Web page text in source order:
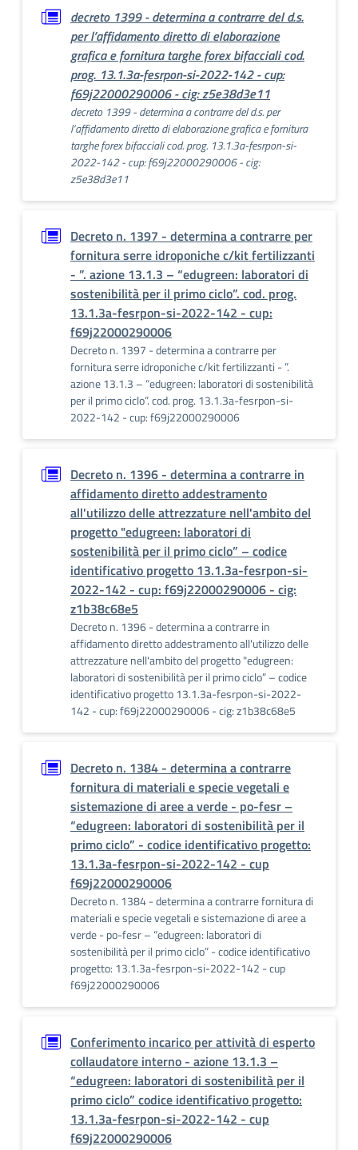
decreto 1399 - determina a contrarre del d.s.
per l’affidamento diretto di elaborazione
grafica e fornitura targhe forex bifacciali cod.
prog. 13.1.3a-fesrpon-si-2022-142 - cup:
f69j22000290006 - cig: z5e38d3e11
decreto 1399 - determina a contrarre del d.s. per
l’affidamento diretto di elaborazione grafica e fornitura
targhe forex bifacciali cod. prog. 13.1.3a-fesrpon-si-
2022-142 - cup: f69j22000290006 - cig:
z5e38d3e11
Decreto n. 1397 - determina a contrarre per
fornitura serre idroponiche c/kit fertilizzanti
- ”. azione 13.1.3 – “edugreen: laboratori di
sostenibilità per il primo ciclo”. cod. prog.
13.1.3a-fesrpon-si-2022-142 - cup:
f69j22000290006
Decreto n. 1397 - determina a contrarre per
fornitura serre idroponiche c/kit fertilizzanti - ”.
azione 13.1.3 – “edugreen: laboratori di sostenibilità
per il primo ciclo”. cod. prog. 13.1.3a-fesrpon-si-
2022-142 - cup: f69j22000290006
Decreto n. 1396 - determina a contrarre in
affidamento diretto addestramento
all'utilizzo delle attrezzature nell'ambito del
progetto "edugreen: laboratori di
sostenibilità per il primo ciclo” – codice
identificativo progetto 13.1.3a-fesrpon-si-
2022-142 - cup: f69j22000290006 - cig:
z1b38c68e5
Decreto n. 1396 - determina a contrarre in
affidamento diretto addestramento all'utilizzo delle
attrezzature nell'ambito del progetto "edugreen:
laboratori di sostenibilità per il primo ciclo” – codice
identificativo progetto 13.1.3a-fesrpon-si-2022-
142 - cup: f69j22000290006 - cig: z1b38c68e5
Decreto n. 1384 - determina a contrarre
fornitura di materiali e specie vegetali e
sistemazione di aree a verde - po-fesr –
“edugreen: laboratori di sostenibilità per il
primo ciclo” - codice identificativo progetto:
13.1.3a-fesrpon-si-2022-142 - cup
f69j22000290006
Decreto n. 1384 - determina a contrarre fornitura di
materiali e specie vegetali e sistemazione di aree a
verde - po-fesr – “edugreen: laboratori di
sostenibilità per il primo ciclo” - codice identificativo
progetto: 13.1.3a-fesrpon-si-2022-142 - cup
f69j22000290006
Conferimento incarico per attività di esperto
collaudatore interno - azione 13.1.3 –
“edugreen: laboratori di sostenibilità per il
primo ciclo” codice identificativo progetto:
13.1.3a-fesrpon-si-2022-142 - cup
f69j22000290006